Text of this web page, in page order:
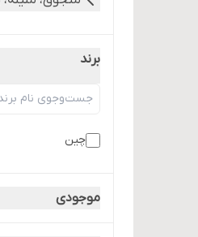
برند
چین
موجودی